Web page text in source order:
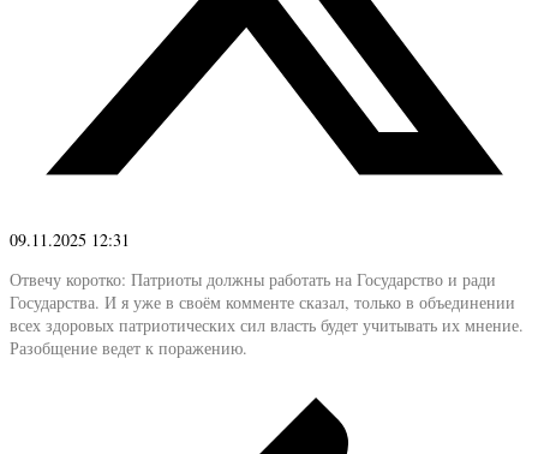
09.11.2025 12:31
Отвечу коротко: Патриоты должны работать на Государство и ради
Государства. И я уже в своём комменте сказал, только в объединении
всех здоровых патриотических сил власть будет учитывать их мнение.
Разобщение ведет к поражению.